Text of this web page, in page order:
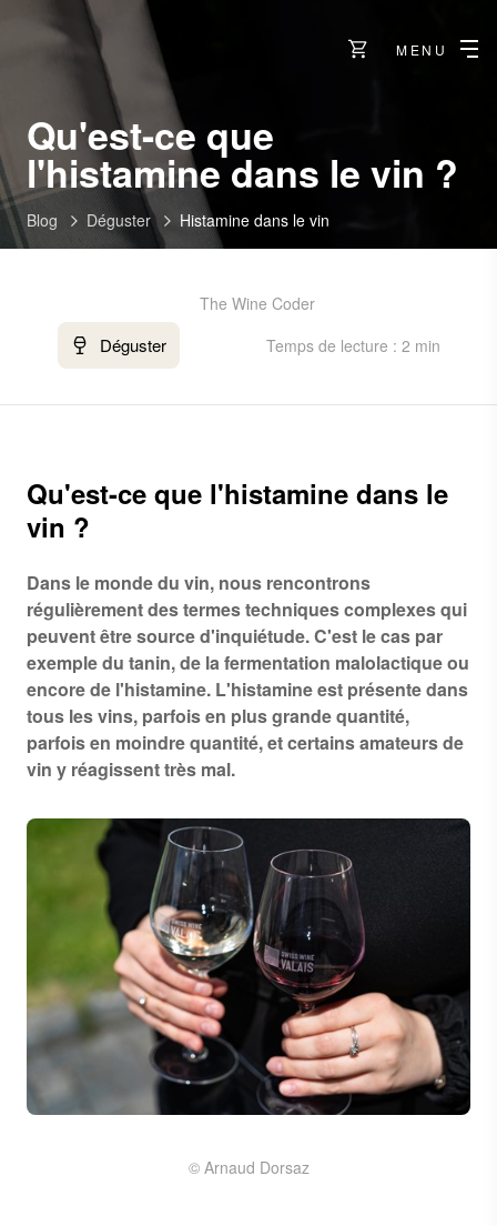
MENU
Qu'est-ce que
l'histamine dans le vin ?
Blog Déguster Histamine dans le vin
Déguster Temps de lecture : 2 min
The Wine Coder
Qu'est-ce que l'histamine dans le
vin ?
Dans le monde du vin, nous rencontrons
régulièrement des termes techniques complexes qui
peuvent être source d'inquiétude. C'est le cas par
exemple du tanin, de la fermentation malolactique ou
encore de l'histamine. L'histamine est présente dans
tous les vins, parfois en plus grande quantité,
parfois en moindre quantité, et certains amateurs de
vin y réagissent très mal.
© Arnaud Dorsaz